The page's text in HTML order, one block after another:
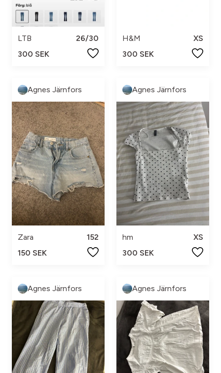
LTB
26/30
300 SEK
H&M
XS
300 SEK
Agnes Järnfors
Zara
152
150 SEK
Agnes Järnfors
hm
XS
300 SEK
Agnes Järnfors Agnes Järnfors